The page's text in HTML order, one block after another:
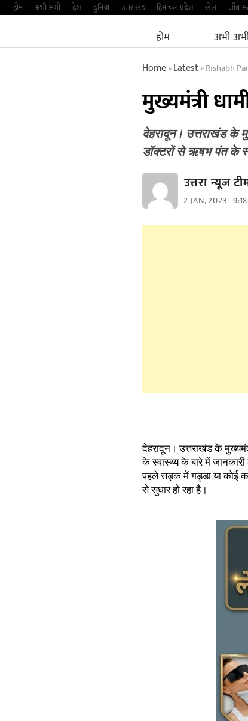
Skipहोम अभी अभी देश दुनिया उत्तराखंड हिमांचल प्रदेश खेल जॉब
होम अभी
Home»Latest»Rishabh
मुख्यमंत्री
देहरादून। उत्तराखंड के
डॉक्टरों से ऋषभ पंत के
उत्तरा न्यूज
2 JAN, 2023
देहरादून। उत्तराखंड के
के स्वास्थ्य के बारे में
पहले सड़क में गड्डा या कोई
से सुधार हो रहा है।